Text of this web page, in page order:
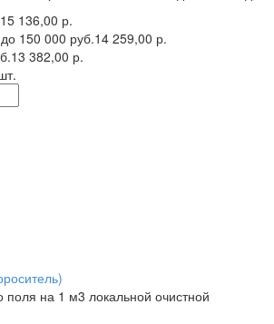
15 136,00 р.
150 000 руб.14 259,00 р.
13 382,00 р.
поля на 1 м3 локальной очистной